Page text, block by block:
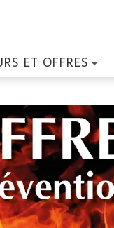
ET OFFRES